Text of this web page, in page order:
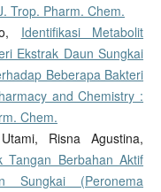
Trop. Pharm. Chem.
Identifikasi Metabolit
Ekstrak Daun Sungkai
Beberapa Bakteri
and Chemistry :
Chem.
Risna Agustina,
Tangan Berbahan Aktif
Sungkai (Peronema